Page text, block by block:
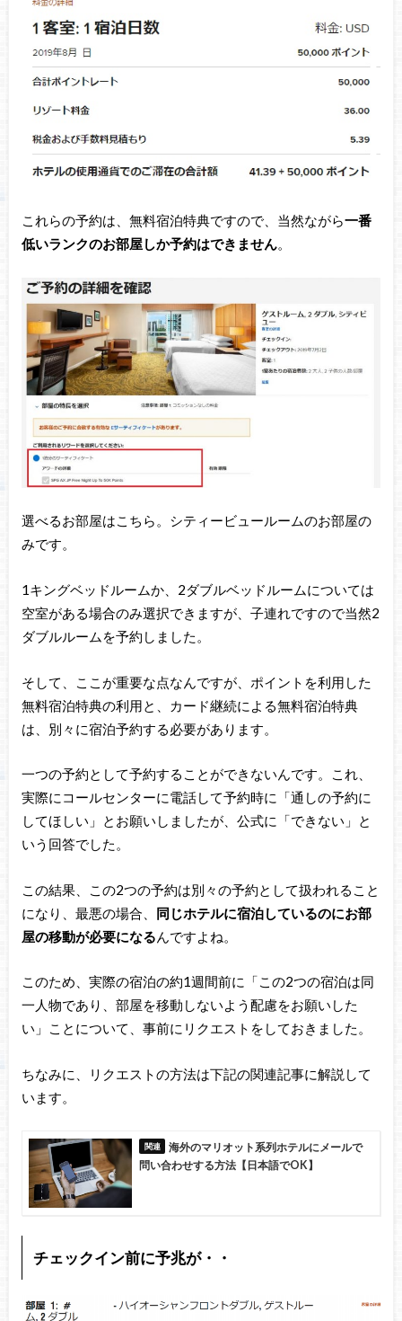
これらの予約は、無料宿泊特典ですので、当然ながら一番
低いランクのお部屋しか予約はできません。
選べるお部屋はこちら。シティービュールームのお部屋の
みです。
1キングベッドルームか、2ダブルベッドルームについては
空室がある場合のみ選択できますが、子連れですので当然2
ダブルルームを予約しました。
そして、ここが重要な点なんですが、ポイントを利用した
無料宿泊特典の利用と、カード継続による無料宿泊特典
は、別々に宿泊予約する必要があります。
一つの予約として予約することができないんです。これ、
実際にコールセンターに電話して予約時に「通しの予約に
してほしい」とお願いしましたが、公式に「できない」と
いう回答でした。
この結果、この2つの予約は別々の予約として扱われること
になり、最悪の場合、 同じホテルに宿泊しているのにお部
屋の移動が必要になるんですよね。
このため、実際の宿泊の約1週間前に「この2つの宿泊は同
一人物であり、部屋を移動しないよう配慮をお願いした
い」ことについて、事前にリクエストをしておきました。
ちなみに、リクエストの方法は下記の関連記事に解説して
います。
海外のマリオット系列ホテルにメールで
問い合わせする方法【日本語でOK】
チェックイン前に予兆が・・